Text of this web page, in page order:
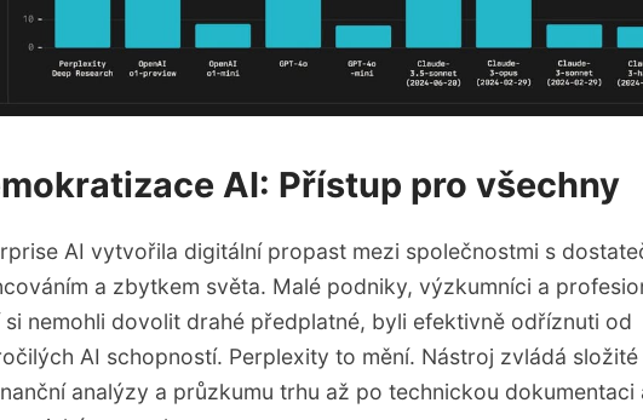
AI: Přístup pro všechny
AI vytvořila digitální propast mezi společnostmi s
a zbytkem světa. Malé podniky, výzkumníci a
si nemohli dovolit drahé předplatné, byli efektivně odříznuti od
AI schopností. Perplexity to mění. Nástroj zvládá složité
analýzy a průzkumu trhu až po technickou dokumentaci